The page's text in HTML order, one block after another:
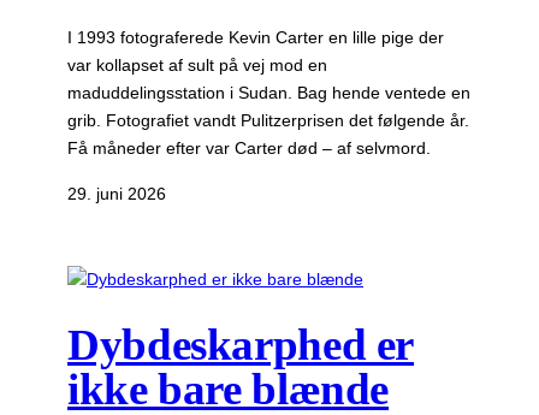
I 1993 fotograferede Kevin Carter en lille pige der
var kollapset af sult på vej mod en
maduddelingsstation i Sudan. Bag hende ventede en
grib. Fotografiet vandt Pulitzerprisen det følgende år.
Få måneder efter var Carter død – af selvmord.
29. juni 2026
Dybdeskarphed er
ikke bare blænde